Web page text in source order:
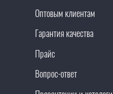
Оптовым клиентам
Гарантия качества
Прайс
Вопрос-ответ